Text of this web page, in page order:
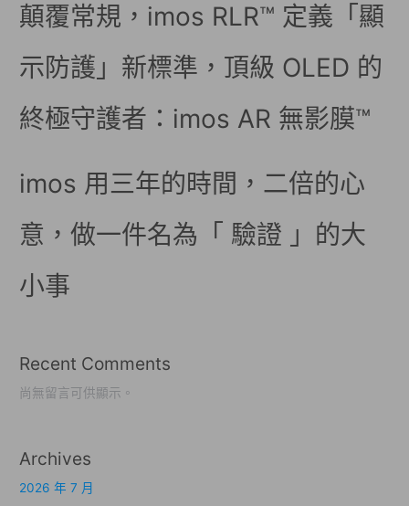
顛覆常規，imos RLR™ 定義「顯
示防護」新標準，頂級 OLED 的
終極守護者：imos AR 無影膜™
imos 用三年的時間，二倍的心
意，做一件名為「 驗證 」的大
小事
Recent Comments
尚無留言可供顯示。
Archives
2026 年 7 月